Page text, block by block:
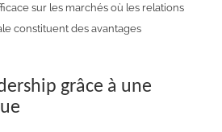
sur les marchés où les relations
constituent des avantages
grâce à une